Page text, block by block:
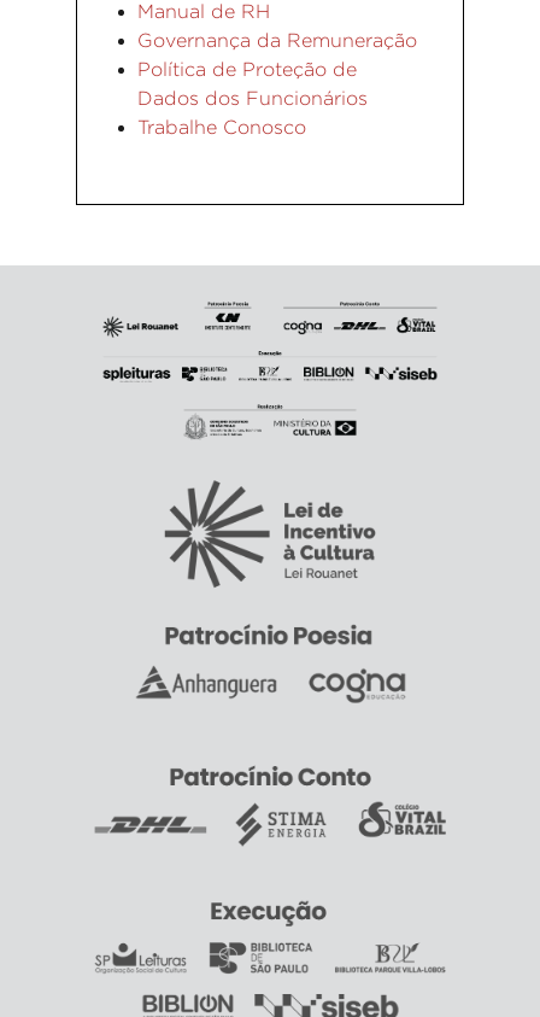
Manual de RH
Governança da Remuneração
Política de Proteção de
Dados dos Funcionários
Trabalhe Conosco